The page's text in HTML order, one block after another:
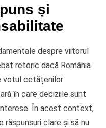
și
despre viitorul
retoric dacă România
votul cetățenilor
în care deciziile sunt
În acest context,
răspunsuri clare și să nu